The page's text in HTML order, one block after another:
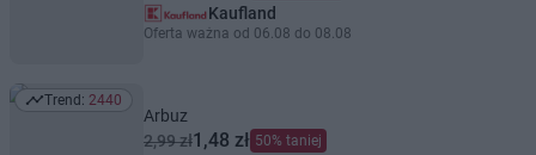
Kaufland
Oferta ważna od 06.08 do 08.08
Trend: 2440
Trend: 2440
Arbuz
2,99 zł1,48 zł 50% taniej